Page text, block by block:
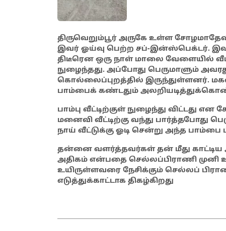
திருவெறும்பூர் அருகே உள்ள
இவர் ஓய்வு பெற்ற சப்-இன்ஸ்பெக்டர்.
திடீரென ஒரு நாள் மாலை வேளையில்
நுழைந்தது. அப்போது பெருமாளும்
கொல்லைப்புறத்தில் இருந்துள்ளனர். மகள்
பாம்பைக் கண்டதும்
பாம்பு வீட்டிற்குள் நுழைந்து விட்டது
மனைவி வீட்டிற்கு வந்து பார்த்தபோது
நாய் வீட்டுக்கு ஓடி சென்று அந்த பாம்பை
தன்னை வளர்த்தவர்கள் தன் மீது காட்டிய
அதிகம் என்பதை செல்லப்பிராணி முனி
உயிருள்ளவரை நேசிக்கும் செல்லப்
எடுத்துக்காட்டாக திகழ்கிறது